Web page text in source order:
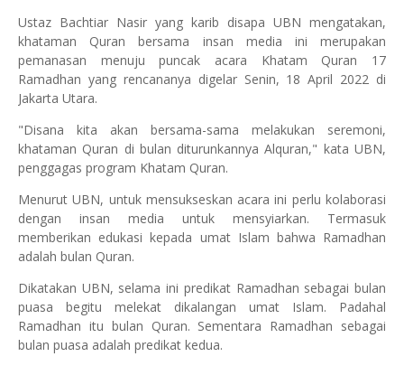
Ustaz Bachtiar Nasir yang karib disapa UBN mengatakan,
khataman Quran bersama insan media ini merupakan
pemanasan menuju puncak acara Khatam Quran 17
Ramadhan yang rencananya digelar Senin, 18 April 2022 di
Jakarta Utara.
"Disana kita akan bersama-sama melakukan seremoni,
khataman Quran di bulan diturunkannya Alquran," kata UBN,
penggagas program Khatam Quran.
Menurut UBN, untuk mensukseskan acara ini perlu kolaborasi
dengan insan media untuk mensyiarkan. Termasuk
memberikan edukasi kepada umat Islam bahwa Ramadhan
adalah bulan Quran.
Dikatakan UBN, selama ini predikat Ramadhan sebagai bulan
puasa begitu melekat dikalangan umat Islam. Padahal
Ramadhan itu bulan Quran. Sementara Ramadhan sebagai
bulan puasa adalah predikat kedua.